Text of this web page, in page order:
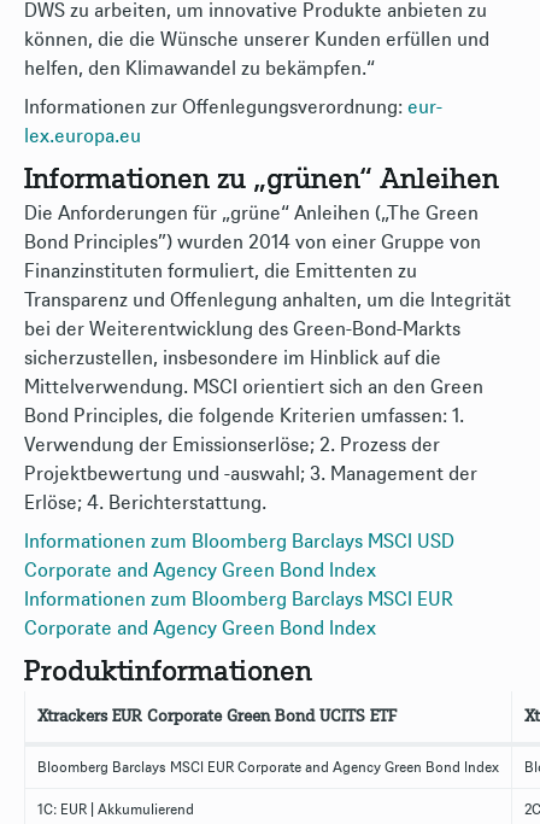
DWS zu arbeiten, um innovative Produkte anbieten zu
können, die die Wünsche unserer Kunden erfüllen und
helfen, den Klimawandel zu bekämpfen.“
Informationen zur Offenlegungsverordnung: eur-
lex.europa.eu
Informationen zu „grünen“ Anleihen
Die Anforderungen für „grüne“ Anleihen („The Green
Bond Principles”) wurden 2014 von einer Gruppe von
Finanzinstituten formuliert, die Emittenten zu
Transparenz und Offenlegung anhalten, um die Integrität
bei der Weiterentwicklung des Green-Bond-Markts
sicherzustellen, insbesondere im Hinblick auf die
Mittelverwendung. MSCI orientiert sich an den Green
Bond Principles, die folgende Kriterien umfassen: 1.
Verwendung der Emissionserlöse; 2. Prozess der
Projektbewertung und -auswahl; 3. Management der
Erlöse; 4. Berichterstattung.
Informationen zum Bloomberg Barclays MSCI USD
Corporate and Agency Green Bond Index
Informationen zum Bloomberg Barclays MSCI EUR
Corporate and Agency Green Bond Index
Produktinformationen
Xtrackers EUR Corporate Green Bond UCITS ETF
Bloomberg Barclays MSCI EUR Corporate and Agency Green Bond Index
1C: EUR | Akkumulierend